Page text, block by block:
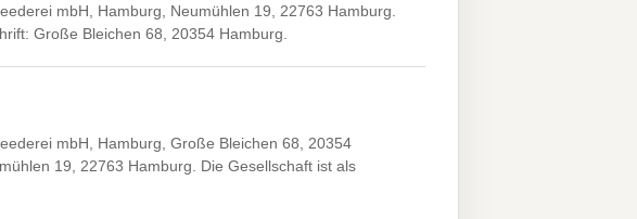
mbH, Hamburg, Neumühlen 19, 22763 Hamburg.
Große Bleichen 68, 20354 Hamburg.
mbH, Hamburg, Große Bleichen 68, 20354
19, 22763 Hamburg. Die Gesellschaft ist als